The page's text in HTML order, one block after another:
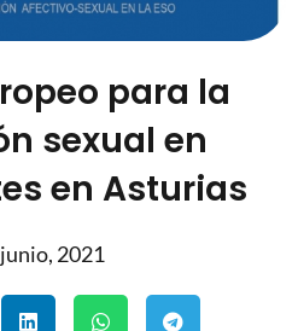
para la
sexual en
en Asturias
2021